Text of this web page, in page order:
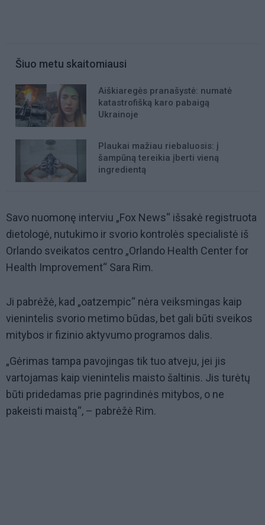
Šiuo metu skaitomiausi
Aiškiaregės pranašystė: numatė
katastrofišką karo pabaigą
Ukrainoje
Plaukai mažiau riebaluosis: į
šampūną tereikia įberti vieną
ingredientą
Savo nuomonę interviu „Fox News“ išsakė registruota
dietologė, nutukimo ir svorio kontrolės specialistė iš
Orlando sveikatos centro „Orlando Health Center for
Health Improvement“ Sara Rim.
Ji pabrėžė, kad „oatzempic“ nėra veiksmingas kaip
vienintelis svorio metimo būdas, bet gali būti sveikos
mitybos ir fizinio aktyvumo programos dalis.
„Gėrimas tampa pavojingas tik tuo atveju, jei jis
vartojamas kaip vienintelis maisto šaltinis. Jis turėtų
būti pridedamas prie pagrindinės mitybos, o ne
pakeisti maistą“, – pabrėžė Rim.